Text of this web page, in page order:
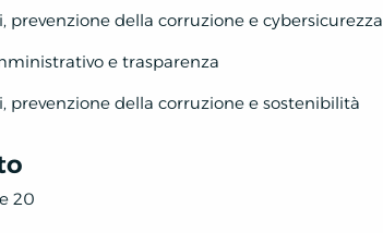
della corruzione e cybersicurezza
e trasparenza
prevenzione della corruzione e sostenibilità
20